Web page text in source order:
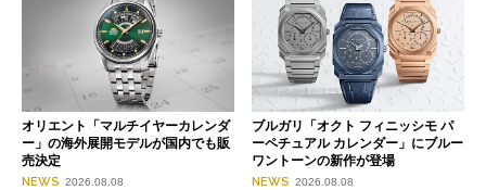
オリエント「マルチイヤーカレンダ
ー」の海外展開モデルが国内でも販
売決定
NEWS 2026.08.08
ブルガリ「オクト フィニッシモ パ
ーペチュアル カレンダー」にブルー
ワントーンの新作が登場
NEWS 2026.08.08